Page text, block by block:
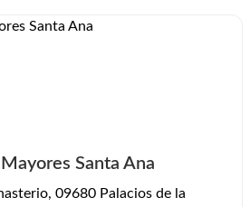
Santa Ana
09680 Palacios de la